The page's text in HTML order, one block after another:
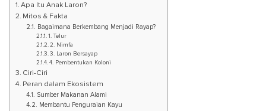
Apa Itu Anak Laron?
Mitos & Fakta
Bagaimana Berkembang Menjadi Rayap?
1. Telur
2. Nimfa
3. Laron Bersayap
4. Pembentukan Koloni
Ciri-Ciri
Peran dalam Ekosistem
Sumber Makanan Alami
Membantu Penguraian Kayu